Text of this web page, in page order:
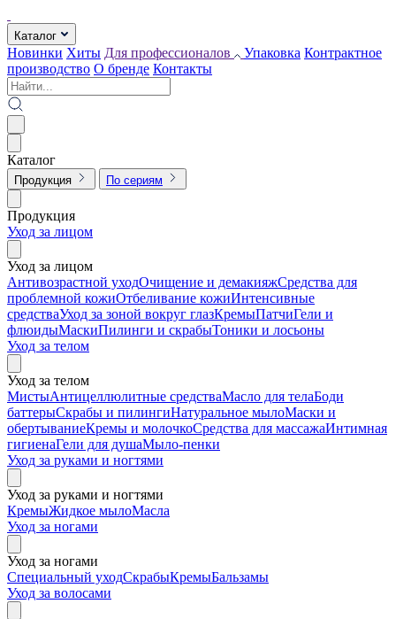
Каталог
Новинки Хиты Для профессионалов Упаковка Контрактное
производство О бренде Контакты
Каталог
Продукция По сериям
Продукция
Уход за лицом
Уход за лицом
Антивозрастной уходОчищение и демакияжСредства для
проблемной кожиОтбеливание кожиИнтенсивные
средстваУход за зоной вокруг глазКремыПатчиГели и
флюидыМаскиПилинги и скрабыТоники и лосьоны
Уход за телом
Уход за телом
МистыАнтицеллюлитные средстваМасло для телаБоди
баттерыСкрабы и пилингиНатуральное мылоМаски и
обертываниеКремы и молочкоСредства для массажаИнтимная
гигиенаГели для душаМыло-пенки
Уход за руками и ногтями
Уход за руками и ногтями
КремыЖидкое мылоМасла
Уход за ногами
Уход за ногами
Специальный уходСкрабыКремыБальзамы
Уход за волосами